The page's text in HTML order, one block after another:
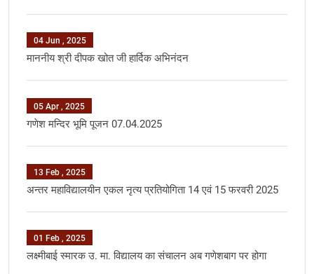
04 Jun , 2025
माननीय श्री दीपक खोत जी हार्दिक अभिनंदन
05 Apr , 2025
गणेश मन्दिर भूमि पूजन 07.04.2025
13 Feb , 2025
अन्‍तर महाविद्यालयीन एकल नृत्‍य प्रतियोगिता 14 एवं 15 फरवरी 2025
01 Feb , 2025
लक्ष्मीबाई स्मारक उ. मा. विद्यालय का संचालन अब गणेशबाग पर होगा